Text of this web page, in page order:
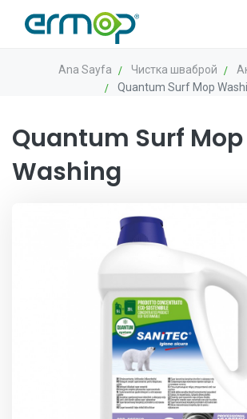
Ana Sayfa Чистка шваброй
Quantum Surf Mop
Quantum Surf Mop
Washing